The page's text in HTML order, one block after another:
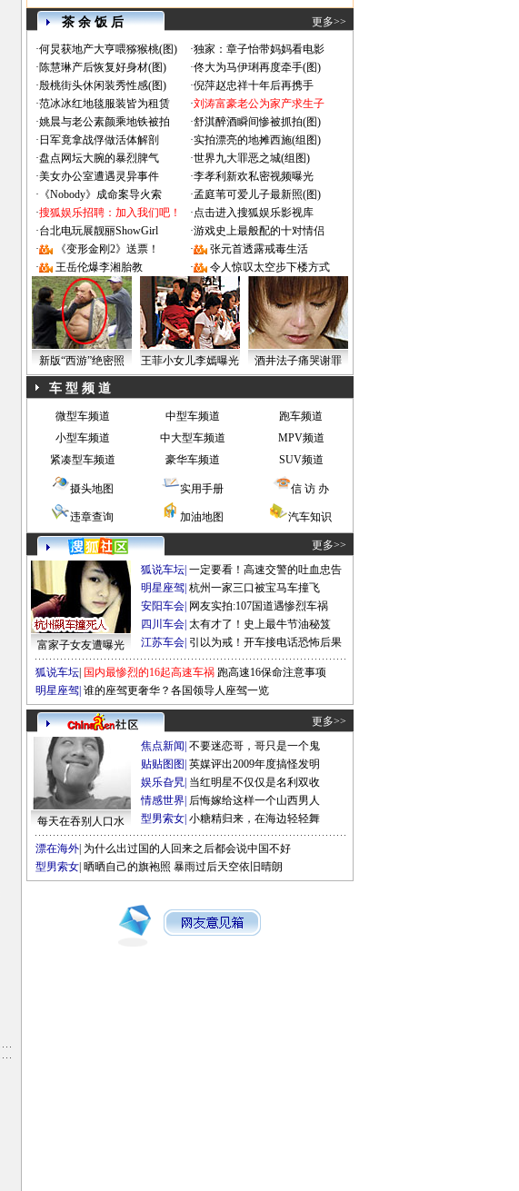
茶 余 饭 后 更多>>
·何炅获地产大亨喂猕猴桃(图) ·独家：章子怡带妈妈看电影
·陈慧琳产后恢复好身材(图) ·佟大为马伊琍再度牵手(图)
·殷桃街头休闲装秀性感(图) ·倪萍赵忠祥十年后再携手
·范冰冰红地毯服装皆为租赁 ·刘涛富豪老公为家产求生子
·姚晨与老公素颜乘地铁被拍 ·舒淇醉酒瞬间惨被抓拍(图)
· 日军竟拿战俘做活体解剖 ·实拍漂亮的地摊西施(组图)
·盘点网坛大腕的暴烈脾气 ·世界九大罪恶之城(组图)
·美女办公室遭遇灵异事件 ·李孝利新欢私密视频曝光
· 《Nobody》成命案导火索 ·孟庭苇可爱儿子最新照(图)
·搜狐娱乐招聘：加入我们吧！ ·点击进入搜狐娱乐影视库
·台北电玩展靓丽ShowGirl ·游戏史上最般配的十对情侣
·
《变形金刚2》送票！ ·
张元首透露戒毒生活
·
王岳伦爆李湘胎教 · 令人惊叹太空步下楼方式
新版“西游”绝密照 王菲小女儿李嫣曝光 酒井法子痛哭谢罪
车 型 频 道
微型车频道 中型车频道
跑车频道
小型车频道
中大型车频道
MPV频道
紧凑型车频道
豪华车频道 SUV频道
摄头地图 实用手册 信 访 办
违章查询 加油地图 汽车知识
更多>>
富家子女友遭曝光
狐说车坛 一定要看！高速交警的吐血忠告
明星座驾 杭州一家三口被宝马车撞飞
安阳车会 网友实拍:107国道遇惨烈车祸
四川车会 太有才了！史上最牛节油秘笈
江苏车会 引以为戒！开车接电话恐怖后果
狐说车坛 国内最惨烈的16起高速车祸 跑高速16保命注意事项
明星座驾 谁的座驾更奢华？各国领导人座驾一览
更多>>
每天在吞别人口水
焦点新闻 不要迷恋哥，哥只是一个鬼
贴贴图图 英媒评出2009年度搞怪发明
娱乐旮旯 当红明星不仅仅是名利双收
情感世界 后悔嫁给这样一个山西男人
型男索女 小糖精归来，在海边轻轻舞
漂在海外 为什么出过国的人回来之后都会说中国不好
型男索女 晒晒自己的旗袍照 暴雨过后天空依旧晴朗